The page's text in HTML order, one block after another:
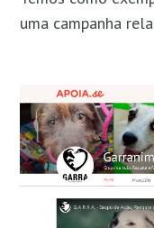
Como encerrar a
Como despublicar
Como editar as
Como configurar
campanha?
uma campanha